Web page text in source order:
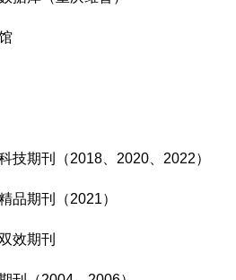
技期刊（2018、2020、2022）
品期刊（2021）
效期刊